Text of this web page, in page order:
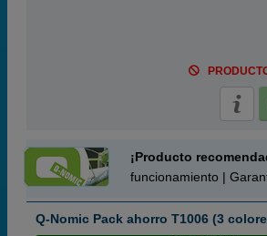
¡Producto
funcionamiento |
Q-Nomic Pack ahorro T1006 (3